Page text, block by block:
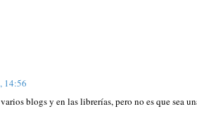
14:56
blogs y en las librerías, pero no es que sea